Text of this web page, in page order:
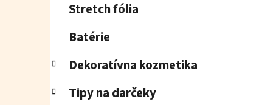
Stretch fólia
Batérie
Dekoratívna kozmetika
Tipy na darčeky